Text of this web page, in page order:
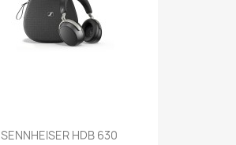
SENNHEISER HDB 630